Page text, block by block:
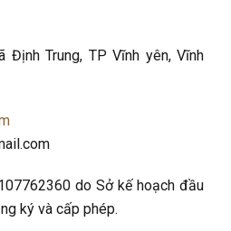
Định Trung, TP Vĩnh yên, Vĩnh
do Sở kế hoạch đầu
ký và cấp phép.